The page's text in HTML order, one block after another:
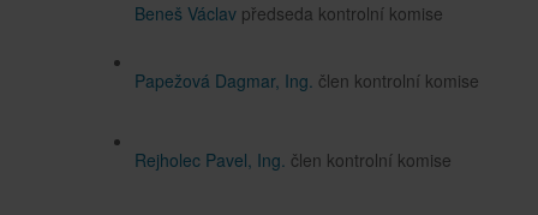
Beneš Václav předseda kontrolní komise
Papežová Dagmar, Ing. člen kontrolní komise
Rejholec Pavel, Ing. člen kontrolní komise